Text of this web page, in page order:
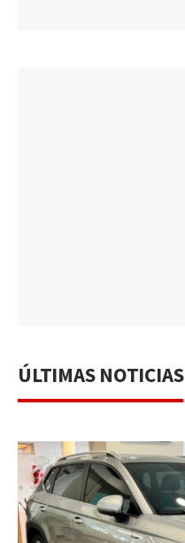
ÚLTIMAS NOTICIAS